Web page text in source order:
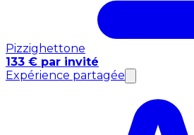
Pizzighettone
133 € par invité
Expérience partagée